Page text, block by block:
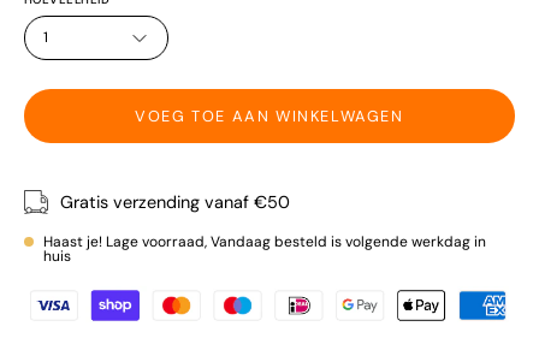
1
VOEG TOE AAN WINKELWAGEN
Gratis verzending vanaf €50
Haast je! Lage voorraad, Vandaag besteld is volgende werkdag in
huis